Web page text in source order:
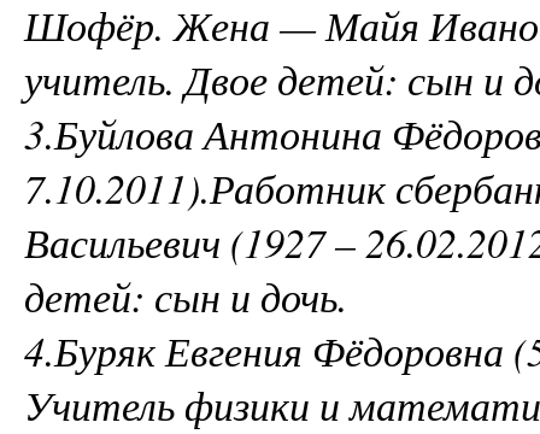
Шофёр. Жена — Майя
учитель. Двое детей: сын и
3.Буйлова Антонина
7.10.2011).Работник
Васильевич (1927 –
детей: сын и дочь.
4.Буряк Евгения Фёдоровна
Учитель физики и